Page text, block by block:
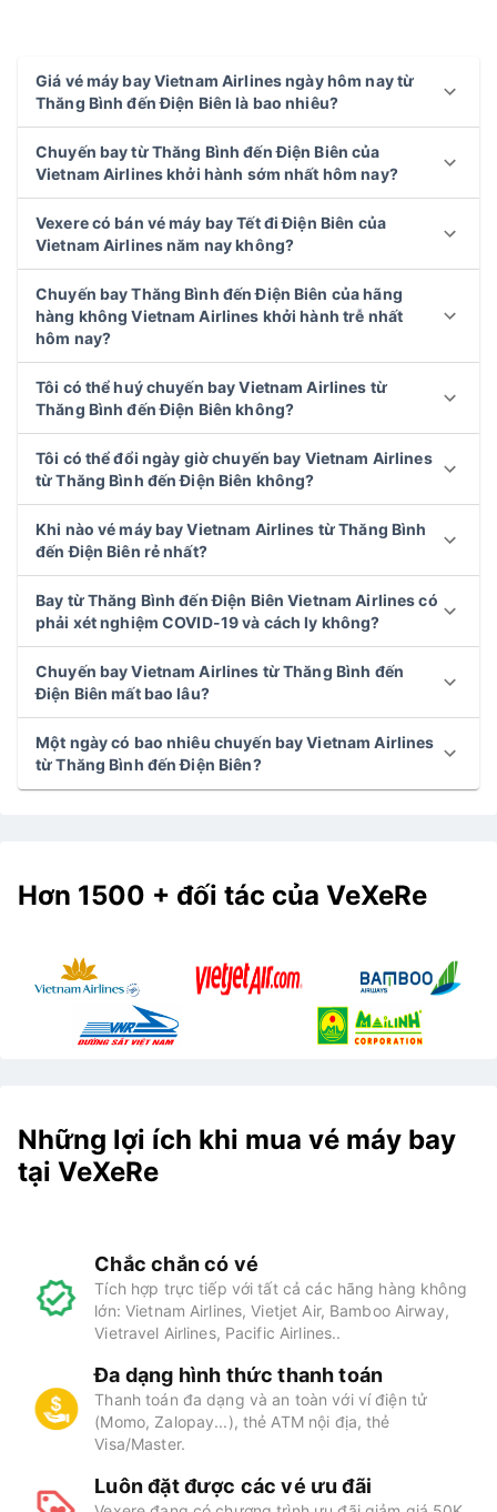
Giá vé máy bay Vietnam Airlines ngày hôm nay từ
Thăng Bình đến Điện Biên là bao nhiêu?
Chuyến bay từ Thăng Bình đến Điện Biên của
Vietnam Airlines khởi hành sớm nhất hôm nay?
Vexere có bán vé máy bay Tết đi Điện Biên của
Vietnam Airlines năm nay không?
Chuyến bay Thăng Bình đến Điện Biên của hãng
hàng không Vietnam Airlines khởi hành trễ nhất
hôm nay?
Tôi có thể huý chuyến bay Vietnam Airlines từ
Thăng Bình đến Điện Biên không?
Tôi có thể đổi ngày giờ chuyến bay Vietnam Airlines
từ Thăng Bình đến Điện Biên không?
Khi nào vé máy bay Vietnam Airlines từ Thăng Bình
đến Điện Biên rẻ nhất?
Bay từ Thăng Bình đến Điện Biên Vietnam Airlines có
phải xét nghiệm COVID-19 và cách ly không?
Chuyến bay Vietnam Airlines từ Thăng Bình đến
Điện Biên mất bao lâu?
Một ngày có bao nhiêu chuyến bay Vietnam Airlines
từ Thăng Bình đến Điện Biên?
Hơn 1500 + đối tác của VeXeRe
Những lợi ích khi mua vé máy bay
tại VeXeRe
Chắc chắn có vé
Tích hợp trực tiếp với tất cả các hãng hàng không
lớn: Vietnam Airlines, Vietjet Air, Bamboo Airway,
Vietravel Airlines, Pacific Airlines..
Đa dạng hình thức thanh toán
Thanh toán đa dạng và an toàn với ví điện tử
(Momo, Zalopay...), thẻ ATM nội địa, thẻ
Visa/Master.
Luôn đặt được các vé ưu đãi